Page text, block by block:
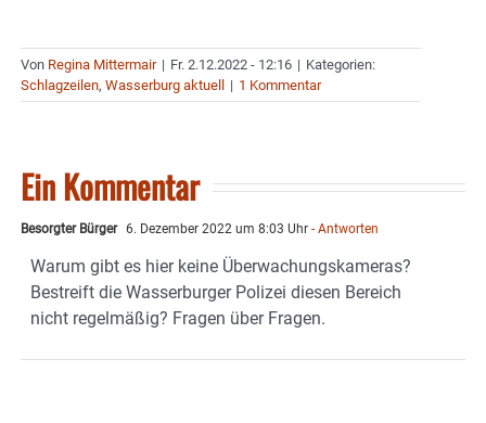
Von Regina Mittermair | Fr. 2.12.2022 - 12:16 | Kategorien:
Schlagzeilen, Wasserburg aktuell | 1 Kommentar
Ein Kommentar
Besorgter Bürger 6. Dezember 2022 um 8:03 Uhr - Antworten
Warum gibt es hier keine Überwachungskameras?
Bestreift die Wasserburger Polizei diesen Bereich
nicht regelmäßig? Fragen über Fragen.